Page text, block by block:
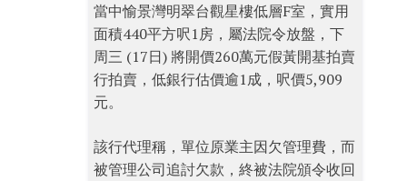
當中愉景灣明翠台觀星樓低層F室，實用
面積440平方呎1房，屬法院令放盤，下
周三 (17日) 將開價260萬元假黃開基拍賣
行拍賣，低銀行估價逾1成，呎價5,909
元。
該行代理稱，單位原業主因欠管理費，而
被管理公司追討欠款，終被法院頒令收回